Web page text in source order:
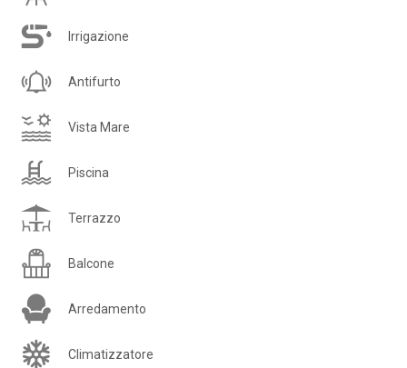
Irrigazione
Antifurto
Vista Mare
Piscina
Terrazzo
Balcone
Arredamento
Climatizzatore